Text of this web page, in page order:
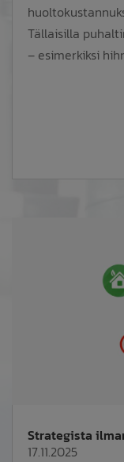
Tällaisilla
– esimerkiksi
Strategista
17.11.2025